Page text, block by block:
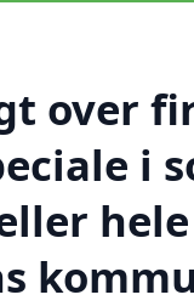
over
i
hele